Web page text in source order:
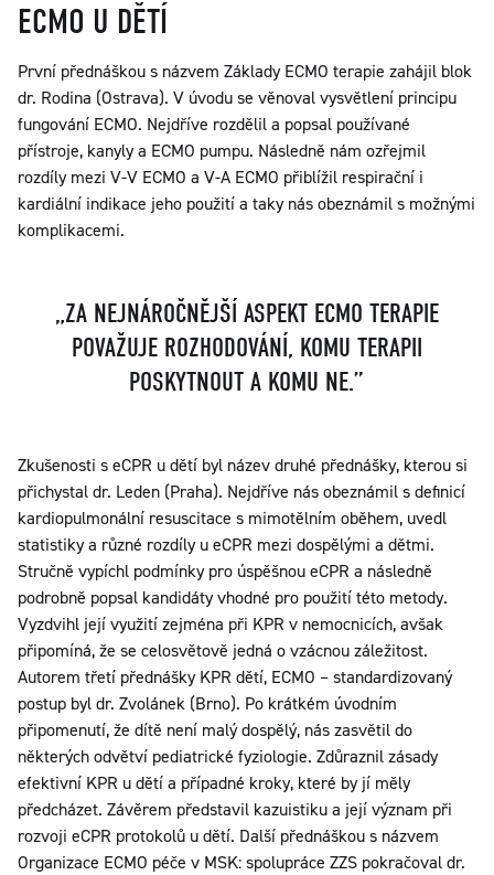
ECMO U DĚTÍ
První přednáškou s názvem Základy ECMO terapie zahájil blok
dr. Rodina (Ostrava). V úvodu se věnoval vysvětlení principu
fungování ECMO. Nejdříve rozdělil a popsal používané
přístroje, kanyly a ECMO pumpu. Následně nám ozřejmil
rozdíly mezi V-V ECMO a V-A ECMO přiblížil respirační i
kardiální indikace jeho použití a taky nás obeznámil s možnými
komplikacemi.
„ZA NEJNÁROČNĚJŠÍ ASPEKT ECMO TERAPIE
POVAŽUJE ROZHODOVÁNÍ, KOMU TERAPII
POSKYTNOUT A KOMU NE.”
Zkušenosti s eCPR u dětí byl název druhé přednášky, kterou si
přichystal dr. Leden (Praha). Nejdříve nás obeznámil s definicí
kardiopulmonální resuscitace s mimotělním oběhem, uvedl
statistiky a různé rozdíly u eCPR mezi dospělými a dětmi.
Stručně vypíchl podmínky pro úspěšnou eCPR a následně
podrobně popsal kandidáty vhodné pro použití této metody.
Vyzdvihl její využití zejména při KPR v nemocnicích, avšak
připomíná, že se celosvětově jedná o vzácnou záležitost.
Autorem třetí přednášky KPR dětí, ECMO – standardizovaný
postup byl dr. Zvolánek (Brno). Po krátkém úvodním
připomenutí, že dítě není malý dospělý, nás zasvětil do
některých odvětví pediatrické fyziologie. Zdůraznil zásady
efektivní KPR u dětí a případné kroky, které by jí měly
předcházet. Závěrem představil kazuistiku a její význam při
rozvoji eCPR protokolů u dětí. Další přednáškou s názvem
Organizace ECMO péče v MSK: spolupráce ZZS pokračoval dr.